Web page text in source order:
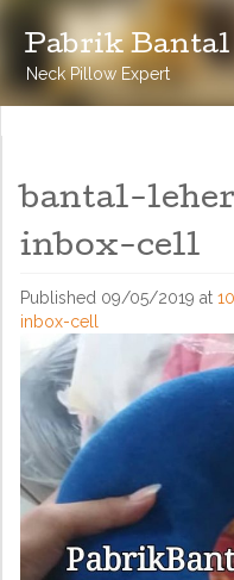
Pabrik Bantal
Neck Pillow Expert
bantal-
inbox-cell
Published 09/05/2019 at
inbox-cell